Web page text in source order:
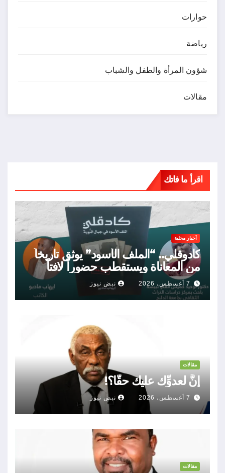
حوارات
رياضة
شؤون المرأة والطفل والشباب
مقالات
اقرأ ما فاتك
أخبار محلية
كادوقلي.. “الملف الأسود” يوثق تاريخاً
من المعاناة ويستقطب حضوراً لافتاً
7 أغسطس، 2026 نبض نيوز
مقالات
إنَّ لعدوِّك عليك حقًّا؟!
7 أغسطس، 2026 نبض نيوز
مقالات